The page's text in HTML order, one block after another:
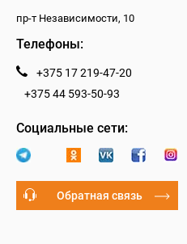
пр-т Независимости, 10
Телефоны:
+375 17 219-47-20
+375 44 593-50-93
Социальные сети:
Обратная связь